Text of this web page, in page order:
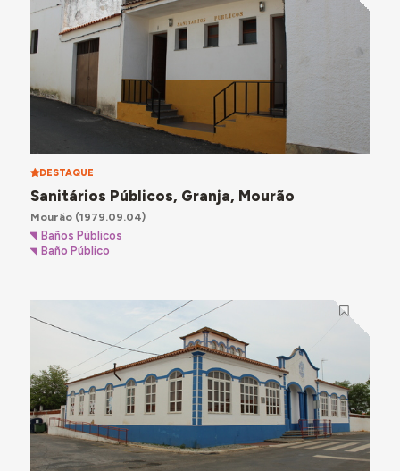
DESTAQUE
Sanitários Públicos, Granja, Mourão
Mourão(1979.09.04)
Baños Públicos
Baño Público